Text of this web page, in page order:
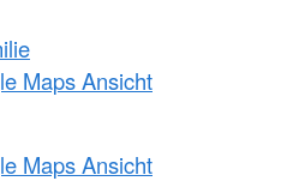
Maps Ansicht
Maps Ansicht